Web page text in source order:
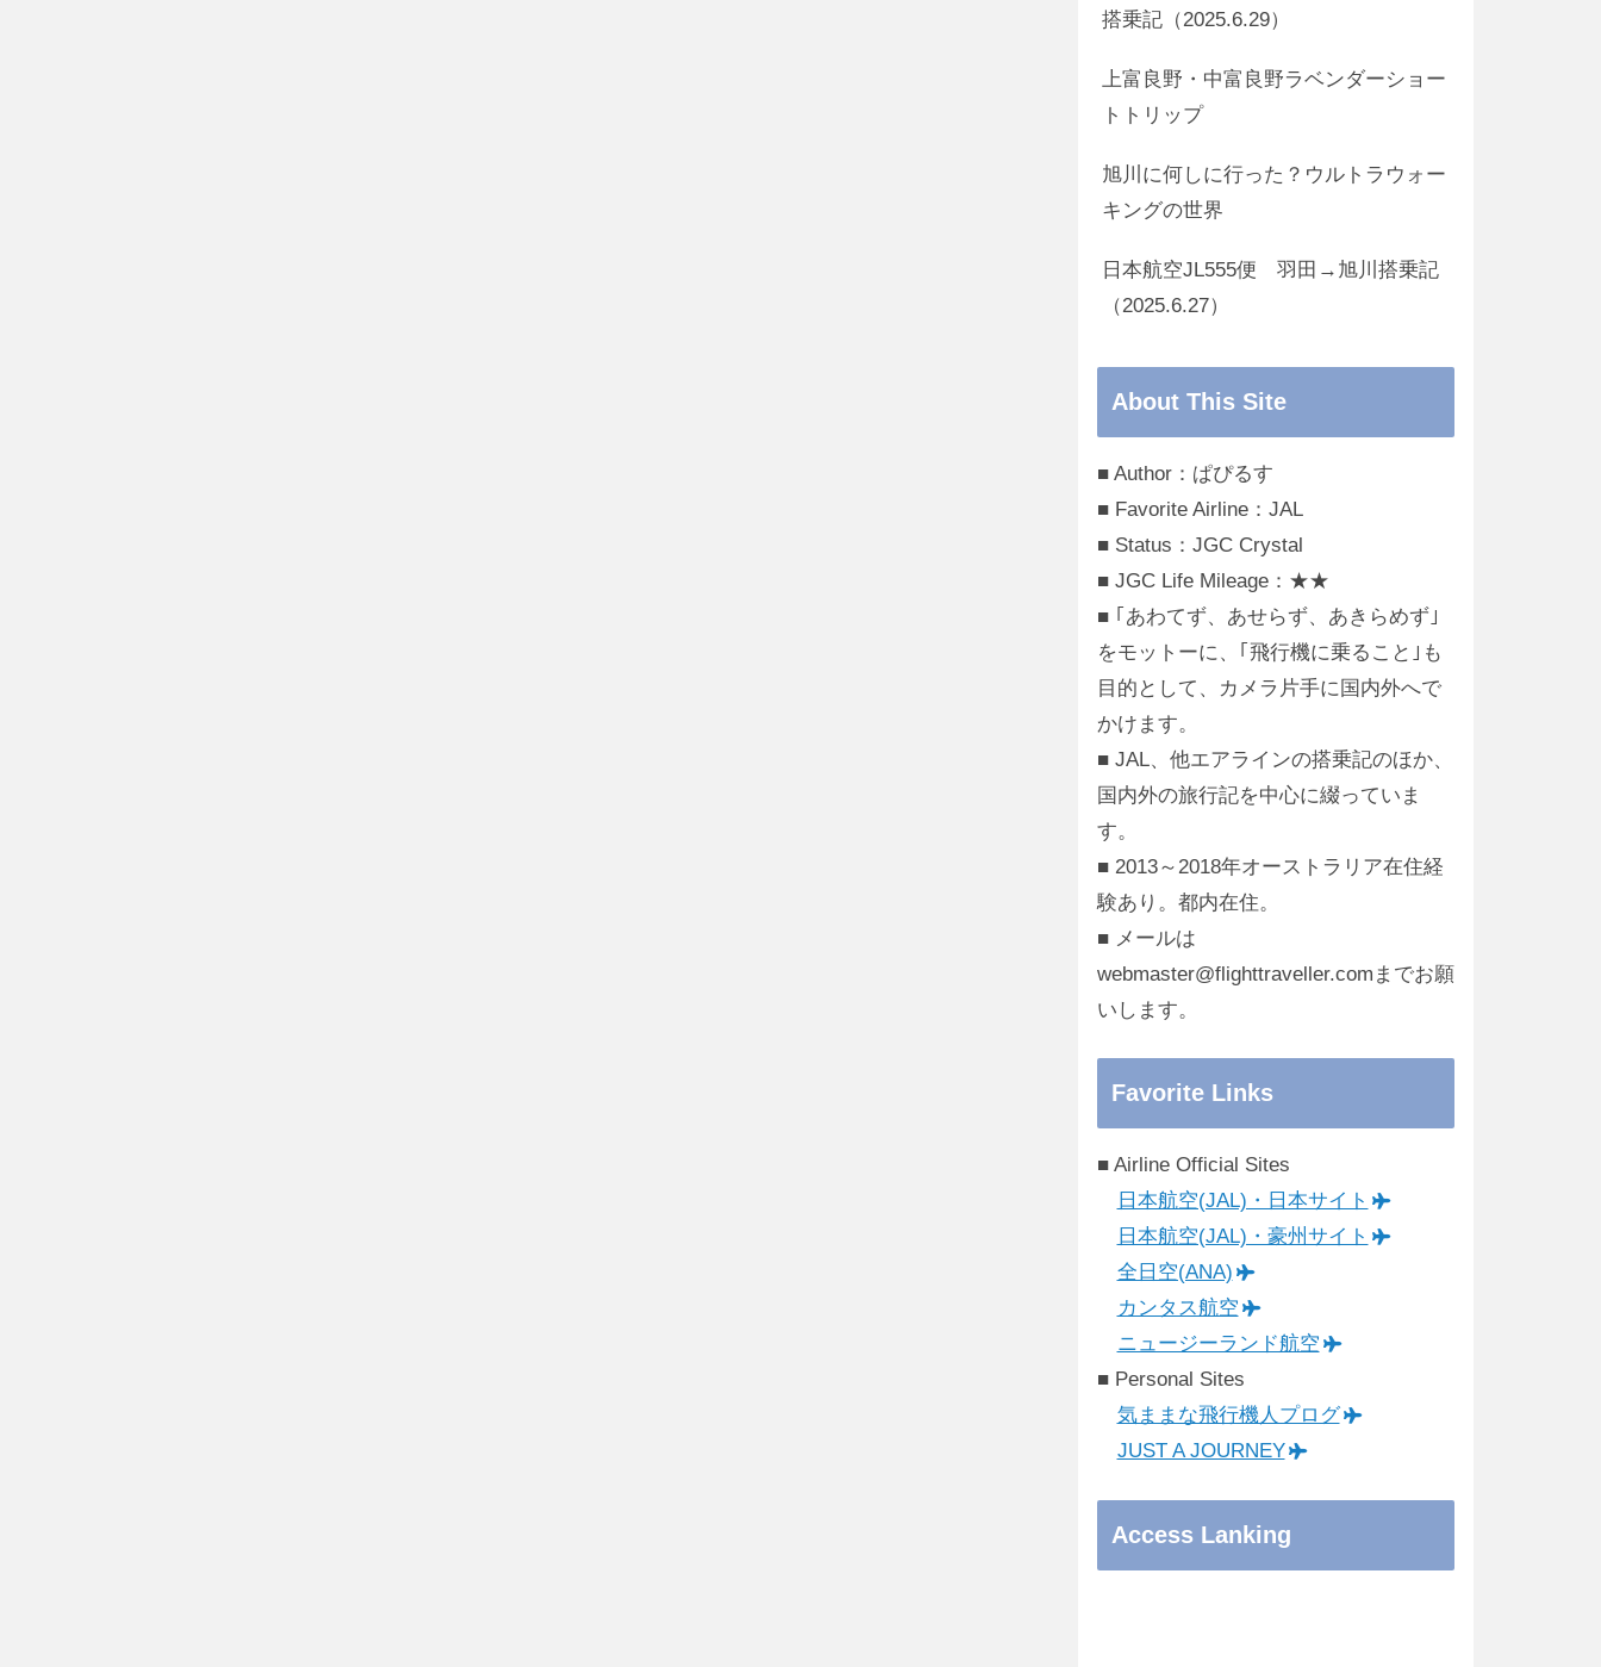
搭乗記（2025.6.29）
上富良野・中富良野ラベンダーショー
トトリップ
旭川に何しに行った？ウルトラウォー
キングの世界
日本航空JL555便 羽田→旭川搭乗記
（2025.6.27）
About This Site
■ Author：ぱぴるす
■ Favorite Airline：JAL
■ Status：JGC Crystal
■ JGC Life Mileage：★★
■ ｢あわてず、あせらず、あきらめず｣
をモットーに、｢飛行機に乗ること｣も
目的として、カメラ片手に国内外へで
かけます。
■ JAL、他エアラインの搭乗記のほか、
国内外の旅行記を中心に綴っていま
す。
■ 2013～2018年オーストラリア在住経
験あり。都内在住。
■ メールは
webmaster@flighttraveller.comまでお願
いします。
Favorite Links
■ Airline Official Sites
日本航空(JAL)・日本サイト
日本航空(JAL)・豪州サイト
全日空(ANA)
カンタス航空
ニュージーランド航空
■ Personal Sites
気ままな飛行機人プログ
JUST A JOURNEY
Access Lanking